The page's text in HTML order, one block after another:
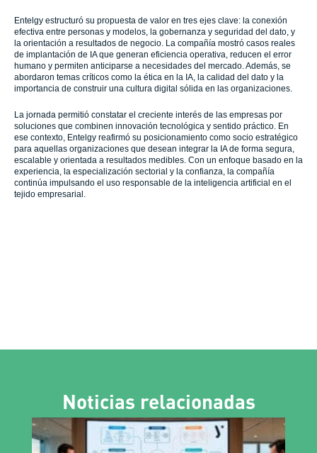
Entelgy estructuró su propuesta de valor en tres ejes clave: la conexión
efectiva entre personas y modelos, la gobernanza y seguridad del dato, y
la orientación a resultados de negocio. La compañía mostró casos reales
de implantación de IA que generan eficiencia operativa, reducen el error
humano y permiten anticiparse a necesidades del mercado. Además, se
abordaron temas críticos como la ética en la IA, la calidad del dato y la
importancia de construir una cultura digital sólida en las organizaciones.
La jornada permitió constatar el creciente interés de las empresas por
soluciones que combinen innovación tecnológica y sentido práctico. En
ese contexto, Entelgy reafirmó su posicionamiento como socio estratégico
para aquellas organizaciones que desean integrar la IA de forma segura,
escalable y orientada a resultados medibles. Con un enfoque basado en la
experiencia, la especialización sectorial y la confianza, la compañía
continúa impulsando el uso responsable de la inteligencia artificial en el
tejido empresarial.
Noticias relacionadas